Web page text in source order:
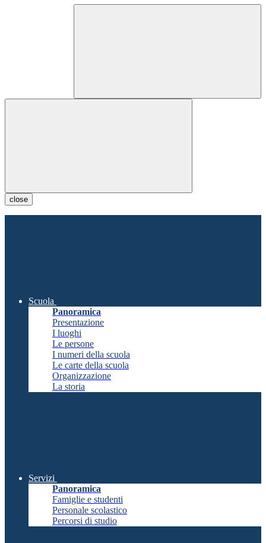
close
Scuola
Panoramica
Presentazione
I luoghi
Le persone
I numeri della scuola
Le carte della scuola
Organizzazione
La storia
Servizi
Panoramica
Famiglie e studenti
Personale scolastico
Percorsi di studio